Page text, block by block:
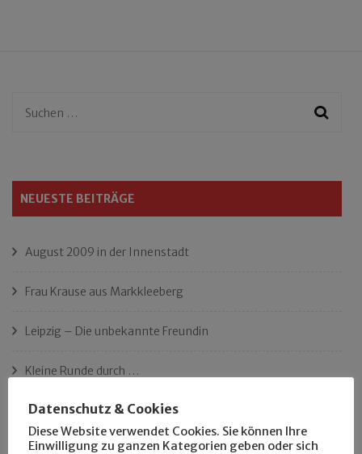
Suchen
NEUESTE BEITRÄGE
August 2009 in der Innenstadt
Frau Krause aus Markkleeberg
Leipzig – Die unbekannte Freundin
Kleine Runde durch …
Susi warte Lämmi
Langzeitbeobachtung Lützner Straße
Datenschutz & Cookies
Diese Website verwendet Cookies. Sie können Ihre
Einwilligung zu ganzen Kategorien geben oder sich